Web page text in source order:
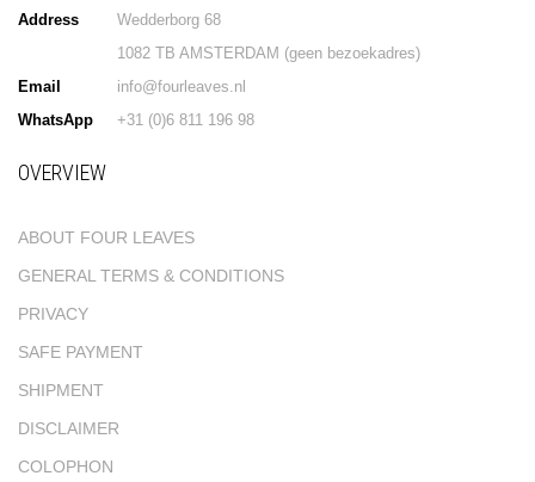
Address
Wedderborg 68
1082 TB AMSTERDAM (geen bezoekadres)
Email
info@fourleaves.nl
WhatsApp
+31 (0)6 811 196 98
OVERVIEW
ABOUT FOUR LEAVES
GENERAL TERMS & CONDITIONS
PRIVACY
SAFE PAYMENT
SHIPMENT
DISCLAIMER
COLOPHON